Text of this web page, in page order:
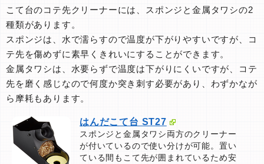
こて台のコテ先クリーナーには、スポンジと金属タワシの2
種類があります。
スポンジは、水で濡らすので温度が下がりやすいですが、コ
テ先を傷めずに素早くきれいにすることができます。
金属タワシは、水要らずで温度は下がりにくいですが、コテ
先を磨く感じなので何度か突き刺す必要があり、わずかなが
ら摩耗もあります。
はんだこて台 ST27
スポンジと金属タワシ両方のクリーナー
が付いているので使い分けが可能。置い
ている間もこて先が囲まれているため安